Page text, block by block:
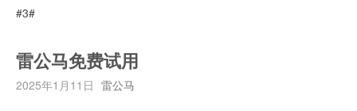
#3#
雷公马免费试用
2025年1月11日 雷公马